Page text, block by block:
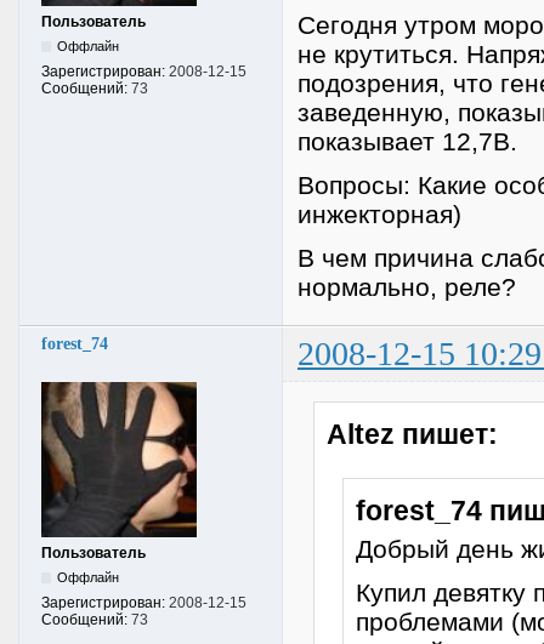
Пользователь
Оффлайн
Зарегистрирован: 2008-12-15
Сообщений: 73
Сегодня утром
не крутиться.
подозрения, что
заведенную,
показывает 12,7В.
Вопросы: Какие
инжекторная)
В чем причина
нормально, реле?
forest_74 2008-12-15
Пользователь
Оффлайн
Зарегистрирован: 2008-12-15
Сообщений: 73
Altez пишет:
forest_74
Добрый день
Купил девятку
проблемами